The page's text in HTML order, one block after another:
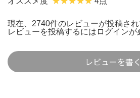
現在、2740件のレビューが投稿され
レビューを投稿するには ログインが
レビューを書く